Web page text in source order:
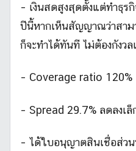
– เงินสดสูงสุดตั้งแต่ทำธุร
ปีนี้หากเห็นสัญญาณว่าสาม
ก็จะทำได้ทันที ไม่ต้องกังวล
– Coverage ratio 120%
– Spread 29.7% ลดลงเ
– ได้ใบอนุญาตสินเชื่อส่ว